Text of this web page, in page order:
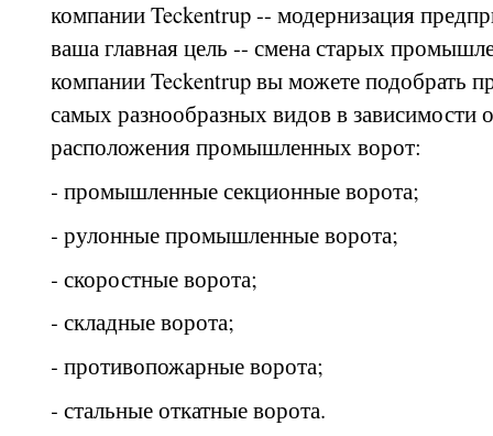
компании Teckentrup -- модернизация
ваша главная цель -- смена старых
компании Teckentrup вы можете подобрать
самых разнообразных видов в зависимости
расположения промышленных ворот:
- промышленные секционные ворота;
- рулонные промышленные ворота;
- скоростные ворота;
- складные ворота;
- противопожарные ворота;
- стальные откатные ворота.